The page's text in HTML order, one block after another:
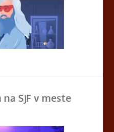
na SjF v meste